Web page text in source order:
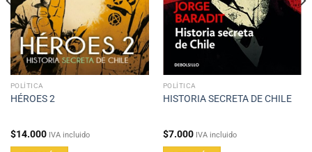
POLÍTICA
HÉROES 2
$14.000 IVA incluido
POLÍTICA
HISTORIA SECRETA DE CHILE
$7.000 IVA incluido